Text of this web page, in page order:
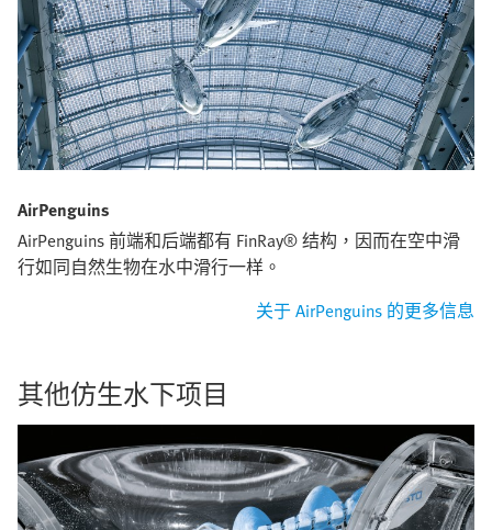
AirPenguins
AirPenguins 前端和后端都有 FinRay® 结构，因而在空中滑
行如同自然生物在水中滑行一样。
关于 AirPenguins 的更多信息
其他仿生水下项目